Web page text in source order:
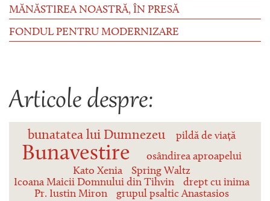
MĂNĂSTIREA NOASTRĂ, ÎN PRESĂ
FONDUL PENTRU MODERNIZARE
Articole despre:
bunatatea lui Dumnezeu pildă de viață
Bunavestire
osândirea aproapelui
Kato Xenia
Spring Waltz
Icoana Maicii Domnului din Tihvin
drept cu inima
Pr. Iustin Miron
grupul psaltic Anastasios